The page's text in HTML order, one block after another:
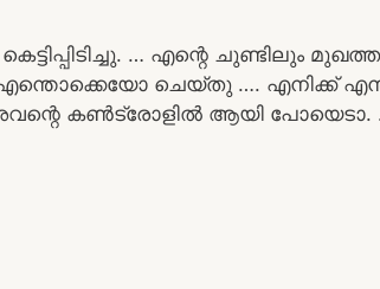
… എന്റെ ചുണ്ടിലും
ചെയ്തു …. എനിക്ക്
കൺട്രോളിൽ ആയി പോയെടാ.